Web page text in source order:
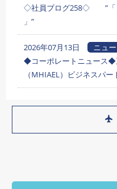
◇社員ブログ258◇ ”「
」”
2026年07月13日
ニュ
◆コーポレートニュース◆
（MHIAEL）ビジネスパ